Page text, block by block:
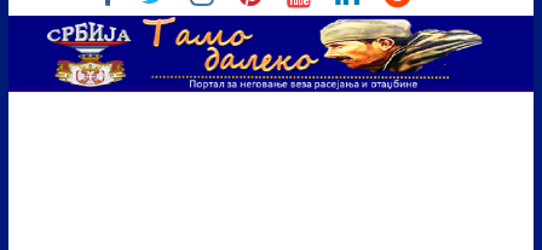
непријатељем
Čije je pravo na istinu o Nikoli Tesli?
Srbin zaspao na Dunavu, reka ga odnela u Rumuniju
Politika i seks glavne teme srpskih medija